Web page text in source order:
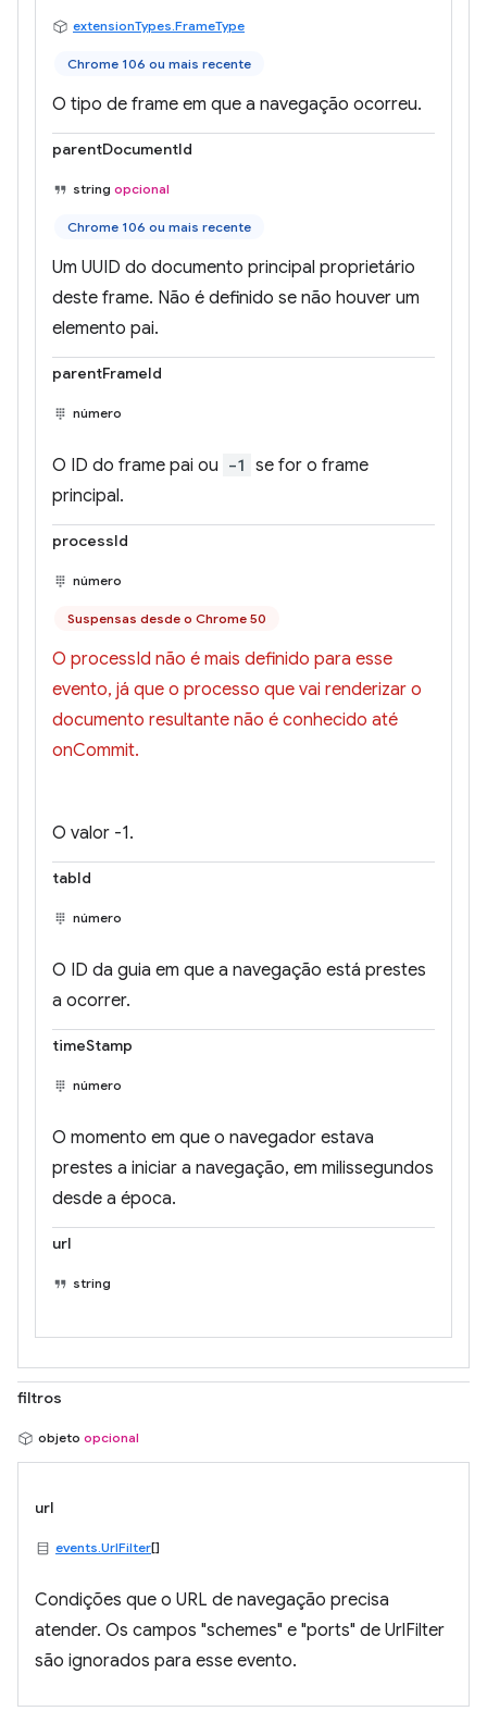
extensionTypes.FrameType
Chrome 106 ou mais recente
O tipo de frame em que a navegação ocorreu.
parentDocumentId
string opcional
Chrome 106 ou mais recente
Um UUID do documento principal proprietário
deste frame. Não é definido se não houver um
elemento pai.
parentFrameId
número
O ID do frame pai ou -1 se for o frame
principal.
processId
número
Suspensas desde o Chrome 50
O processId não é mais definido para esse
evento, já que o processo que vai renderizar o
documento resultante não é conhecido até
onCommit.
O valor -1.
tabId
número
O ID da guia em que a navegação está prestes
a ocorrer.
timeStamp
número
O momento em que o navegador estava
prestes a iniciar a navegação, em milissegundos
desde a época.
url
string
filtros
objeto opcional
url
events.UrlFilter[]
Condições que o URL de navegação precisa
atender. Os campos "schemes" e "ports" de UrlFilter
são ignorados para esse evento.